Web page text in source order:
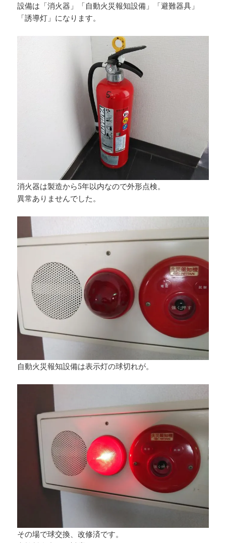
設備は「消火器」「自動火災報知設備」「避難器具」
「誘導灯」になります。
消火器は製造から5年以内なので外形点検。
異常ありませんでした。
自動火災報知設備は表示灯の球切れが。
その場で球交換、改修済です。